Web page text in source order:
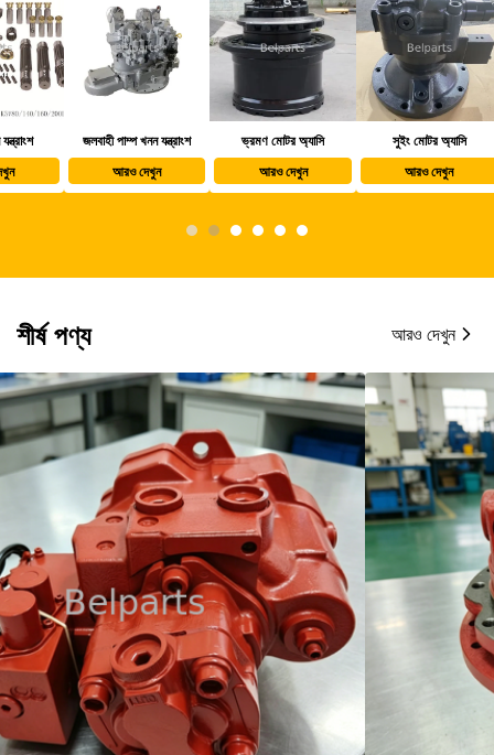
জলবাহী পাম্প খনন যন্ত্রাংশ
আরও দেখুন
ভ্রমণ মোটর অ্যাসি
আরও দেখুন
সুইং মোটর অ্যাসি
আরও দেখুন
শীর্ষ পণ্য আরও দেখুন